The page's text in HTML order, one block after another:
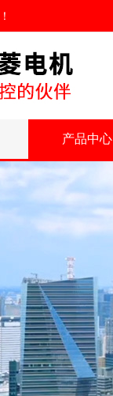
！
产品中心